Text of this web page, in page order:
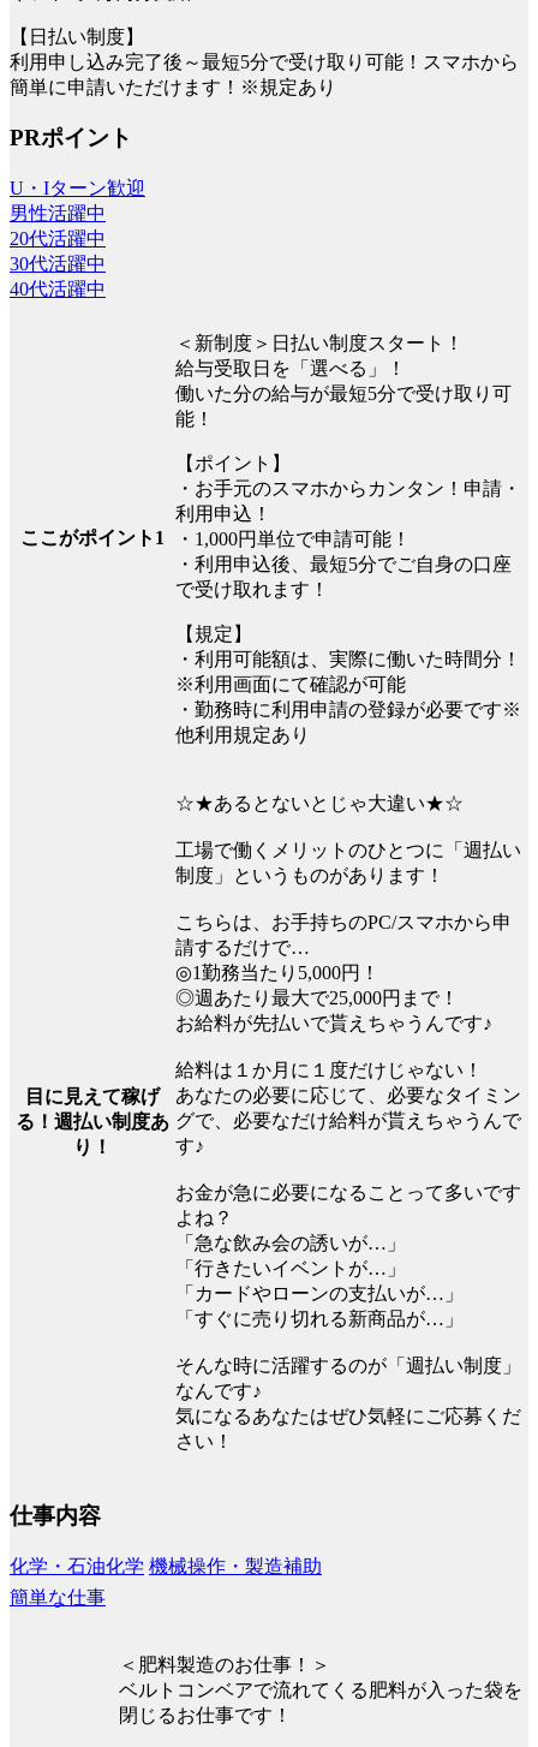
【日払い制度】
利用申し込み完了後～最短5分で受け取り可能！スマホから
簡単に申請いただけます！※規定あり
PRポイント
U・Iターン歓迎
男性活躍中
20代活躍中
30代活躍中
40代活躍中
ここがポイント1
＜新制度＞日払い制度スタート！
給与受取日を「選べる」！
働いた分の給与が最短5分で受け取り可
能！
【ポイント】
・お手元のスマホからカンタン！申請・
利用申込！
・1,000円単位で申請可能！
・利用申込後、最短5分でご自身の口座
で受け取れます！
【規定】
・利用可能額は、実際に働いた時間分！
※利用画面にて確認が可能
・勤務時に利用申請の登録が必要です※
他利用規定あり
目に見えて稼げ
る！週払い制度あ
り！
☆★あるとないとじゃ大違い★☆
工場で働くメリットのひとつに「週払い
制度」というものがあります！
こちらは、お手持ちのPC/スマホから申
請するだけで…
◎1勤務当たり5,000円！
◎週あたり最大で25,000円まで！
お給料が先払いで貰えちゃうんです♪
給料は１か月に１度だけじゃない！
あなたの必要に応じて、必要なタイミン
グで、必要なだけ給料が貰えちゃうんで
す♪
お金が急に必要になることって多いです
よね？
「急な飲み会の誘いが…」
「行きたいイベントが…」
「カードやローンの支払いが…」
「すぐに売り切れる新商品が…」
そんな時に活躍するのが「週払い制度」
なんです♪
気になるあなたはぜひ気軽にご応募くだ
さい！
仕事内容
化学・石油化学 機械操作・製造補助
簡単な仕事
＜肥料製造のお仕事！＞
ベルトコンベアで流れてくる肥料が入った袋を
閉じるお仕事です！